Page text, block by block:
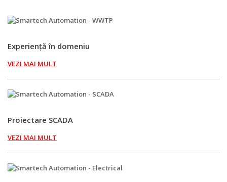
Experiență în domeniu
VEZI MAI MULT
Proiectare SCADA
VEZI MAI MULT